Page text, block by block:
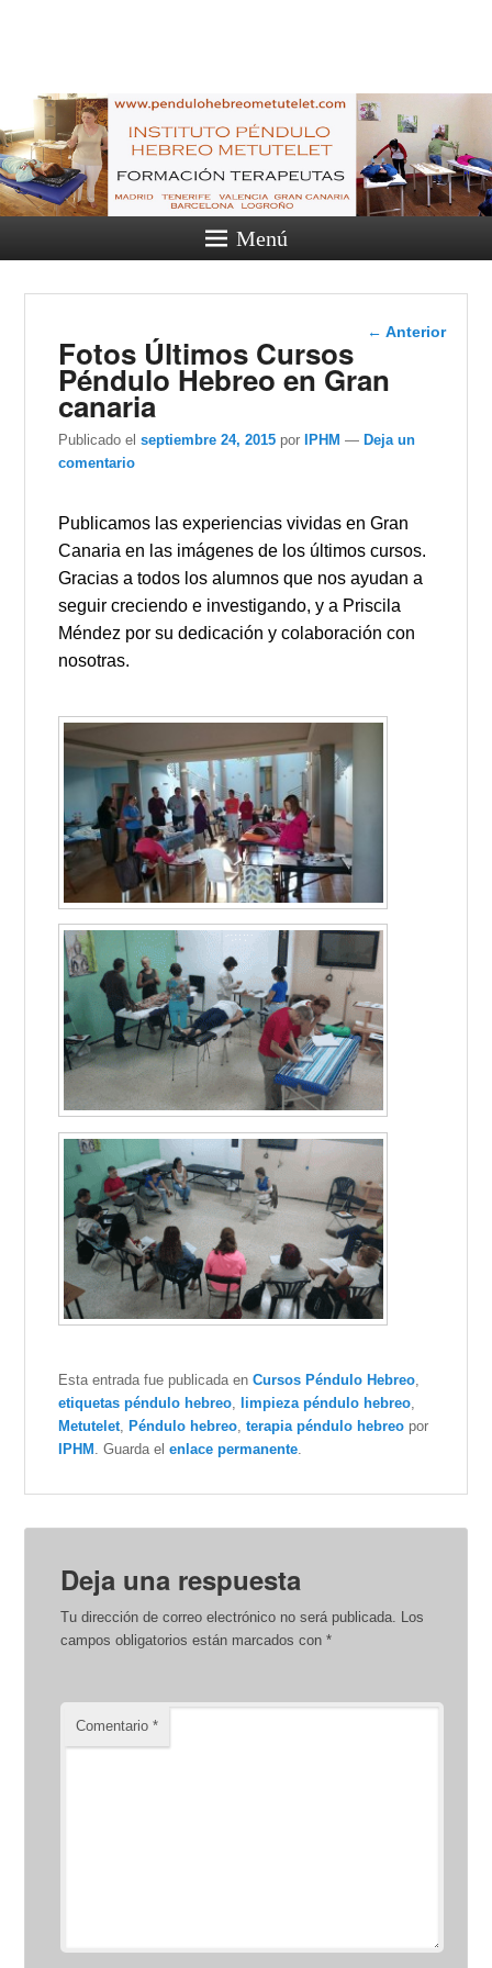
hebreo
pendulo hebreo, cursos
presenciales y a distancia, cursos
online y terapias, metutelet.
Menú
Navegación
← Anterior
Fotos Últimos Cursos
Péndulo Hebreo en Gran
canaria
Publicado el septiembre 24, 2015 porIPHM —Deja un
comentario
Publicamos las experiencias vividas en Gran
Canaria en las imágenes de los últimos cursos.
Gracias a todos los alumnos que nos ayudan a
seguir creciendo e investigando, y a Priscila
Méndez por su dedicación y colaboración con
nosotras.
Esta entrada fue publicada enCursos Péndulo Hebreo
etiquetas péndulo hebreo
limpieza péndulo hebreo
Metutelet
Péndulo hebreo ,terapia péndulo hebreo por
IPHM
. Guarda elenlace permanente
Deja una respuesta
Tu dirección de correo electrónico no será publicada.
Los
campos obligatorios están marcados con*
Comentario*